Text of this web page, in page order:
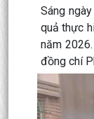
Sáng
quả thực
năm
đồng chí